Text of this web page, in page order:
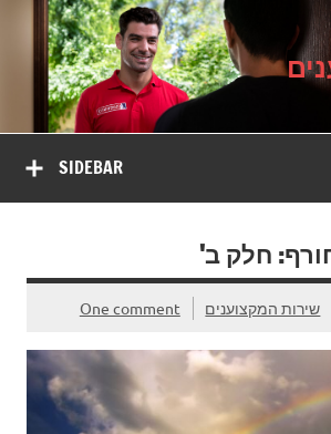
בלוג
המקצוענים
SIDEBAR
חלק ב'
שירות המקצוענים One comment